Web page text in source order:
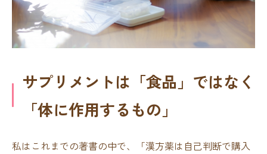
サプリメントは「食品」ではなく
「体に作用するもの」
私はこれまでの著書の中で、「漢方薬は自己判断で購入